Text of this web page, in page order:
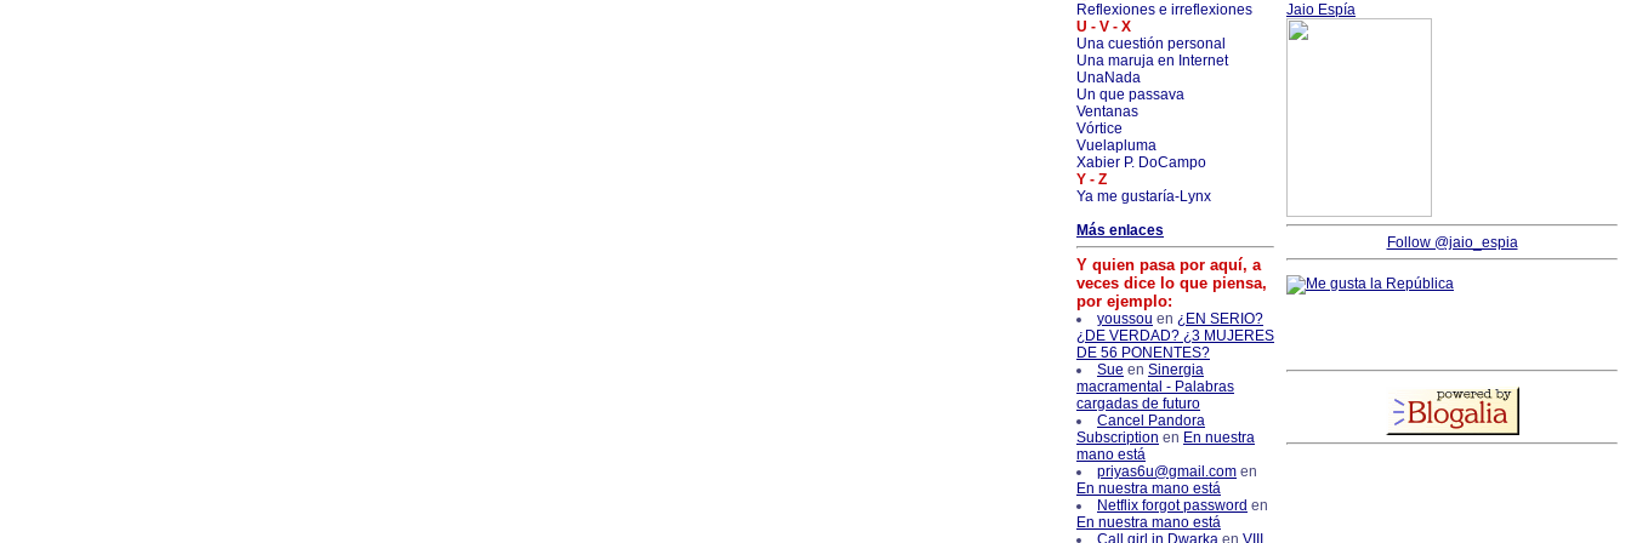
Reflexiones e irreflexiones
U - V - X
Una cuestión personal
Una maruja en Internet
UnaNada
Un que passava
Ventanas
Vórtice
Vuelapluma
Xabier P. DoCampo
Y - Z
Ya me gustaría-Lynx
Más enlaces
Y quien pasa por aquí, a
veces dice lo que piensa,
por ejemplo:
youssou en ¿EN SERIO?
¿DE VERDAD? ¿3 MUJERES
DE 56 PONENTES?
Sue en Sinergia
macramental - Palabras
cargadas de futuro
Cancel Pandora
Subscription en En nuestra
mano está
priyas6u@gmail.com en
En nuestra mano está
Netflix forgot password en
En nuestra mano está
Call girl in Dwarka en VIII
Jaio Espía
Follow @jaio_espia